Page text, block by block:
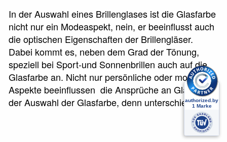
In der Auswahl eines Brillenglases ist die Glasfarbe
nicht nur ein Modeaspekt, nein, er beeinflusst auch
die optischen Eigenschaften der Brillengläser.
Dabei kommt es, neben dem Grad der Tönung,
speziell bei Sport-und Sonnenbrillen auch auf die
Glasfarbe an. Nicht nur persönliche oder modische
Aspekte beeinflussen die Ansprüche an Gläser bei
der Auswahl der Glasfarbe, denn unterschiedliche
Wellenlängen des farbigen Lichts. Abhängig von